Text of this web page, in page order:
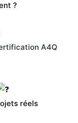
?
A4Q
réels